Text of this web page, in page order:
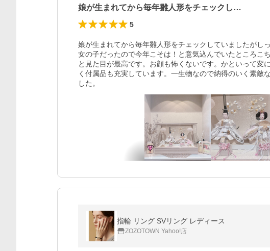
娘が生まれてから毎年雛人形をチェックし…
5
娘が生まれてから毎年雛人形をチェックしていましたがし
女の子だったので今年こそは！と意気込んでいたところこ
と見た目が最高です。お顔も怖くないです。かといって変
く付属品も充実しています。一生物なので納得のいく素敵
した。
指輪 リング SVリング レディース
ZOZOTOWN Yahoo!店